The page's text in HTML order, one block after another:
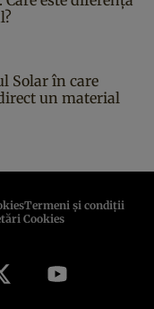
Solar în care
un material
Termeni şi condiţii
Cookies